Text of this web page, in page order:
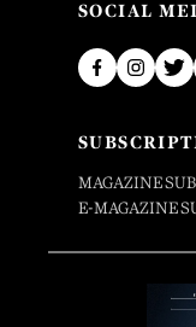
SOCIAL
MAGAZINE
E-MAGAZINE